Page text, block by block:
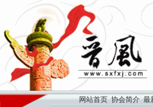
网站首页 协会简介 最